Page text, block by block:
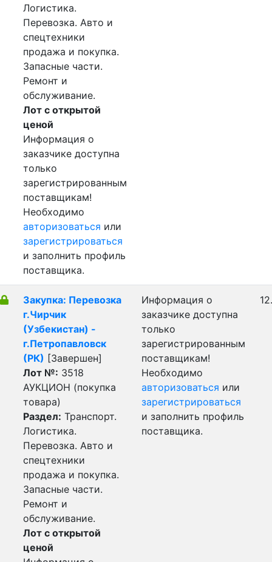
Логистика.
Перевозка. Авто и
спецтехники
продажа и покупка.
Запасные части.
Ремонт и
обслуживание.
Лот с открытой
ценой
Информация о
заказчике доступна
только
зарегистрированным
поставщикам!
Необходимо
авторизоваться или
зарегистрироваться
и заполнить профиль
поставщика.
Закупка: Перевозка
г.Чирчик
(Узбекистан) -
г.Петропавловск
(РК) [Завершен]
Лот №: 3518
АУКЦИОН (покупка
товара)
Раздел: Транспорт.
Логистика.
Перевозка. Авто и
спецтехники
продажа и покупка.
Запасные части.
Ремонт и
обслуживание.
Лот с открытой
ценой
Информация о
заказчике доступна
только
зарегистрированным
поставщикам!
Необходимо
авторизоваться или
зарегистрироваться
и заполнить профиль
поставщика.